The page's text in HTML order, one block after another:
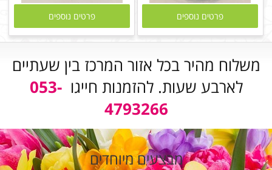
פרטים נוספים פרטים נוספים
משלוח מהיר בכל אזור המרכז בין שעתיים
לארבע שעות. להזמנות חייגו053-
4793266
מבצעים מיוחדים